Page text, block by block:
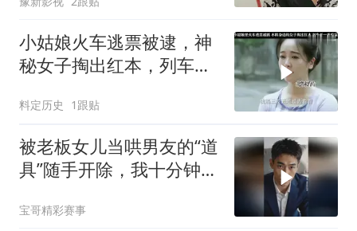
小姑娘火车逃票被逮，神
秘女子掏出红本，列车长
料定历史 1跟贴
被老板女儿当哄男友的“道
具”随手开除，我十分钟办
宝哥精彩赛事